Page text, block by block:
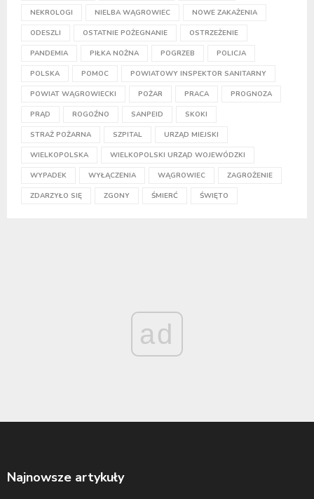
NEKROLOGI NIELBA WĄGROWIEC NOWE ZAKAŻENIA
ODESZLI OSTATNIE POŻEGNANIE OSTRZEŻENIE
PANDEMIA PIŁKA NOŻNA POGRZEB POLICJA
POLSKA POMOC POWIATOWY INSPEKTOR SANITARNY
POWIAT WĄGROWIECKI POŻAR PRACA PROGNOZA
PRĄD ROGOŹNO SANPEID SKOKI
STRAŻ POŻARNA SZPITAL URZĄD MIEJSKI
WIELKOPOLSKA WIELKOPOLSKI URZĄD WOJEWÓDZKI
WYPADEK WYŁĄCZENIA WĄGROWIEC ZAGROŻENIE
ZDARZYŁO SIĘ ZGONY ŚMIERĆ ŚWIĘTO
ad
Najnowsze artykuły